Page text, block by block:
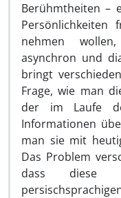
Berühmtheiten –
nehmen
asynchron und
bringt
Frage, wie man
der im Laufe
Informationen
man sie mit
Das Problem
dass diese